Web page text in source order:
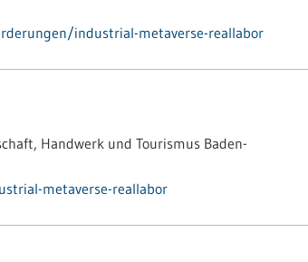
industrial-metaverse-reallabor
Handwerk und Tourismus Baden-
metaverse-reallabor